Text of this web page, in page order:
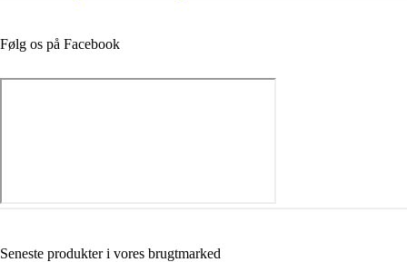
Følg os på Facebook
Seneste produkter i vores brugtmarked